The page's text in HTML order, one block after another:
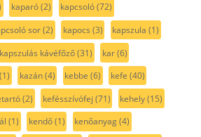
kaparó(2) kapcsoló(72)
sor(2) kapocs (3) kapszula (1)
kapszulás kávéfőző(31) kar(6)
(1) kazán(4) kebbe (6) kefe (40)
(2) kefésszívófej (71) kehely(15)
(1) kendő(1) kenőanyag(4)